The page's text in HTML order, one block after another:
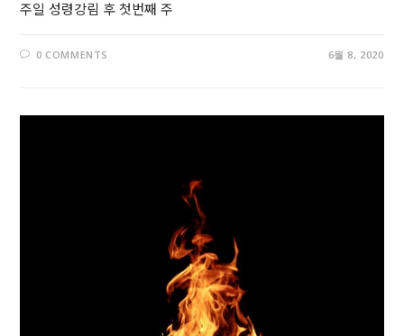
주일 성령강림 후 첫번째 주
0 COMMENTS 6월 8, 2020